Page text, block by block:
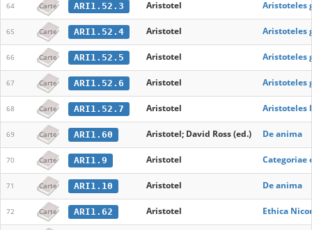
64 Carte ARI1.52.3 Aristotel Aristoteles
65 Carte ARI1.52.4 Aristotel Aristoteles
66 Carte ARI1.52.5 Aristotel Aristoteles
67 Carte ARI1.52.6 Aristotel Aristoteles
68 Carte ARI1.52.7 Aristotel Aristoteles
69 Carte ARI1.60 Aristotel; David Ross (ed.) De anima
70 Carte ARI1.9 Aristotel Categoriae
71 Carte ARI1.10 Aristotel De anima
72 Carte ARI1.62 Aristotel Ethica